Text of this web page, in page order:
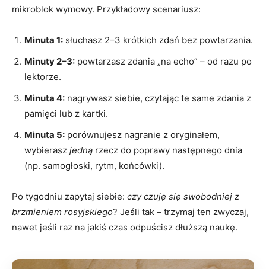
mikroblok wymowy. Przykładowy scenariusz:
Minuta 1: słuchasz 2–3 krótkich zdań bez powtarzania.
Minuty 2–3: powtarzasz zdania „na echo” – od razu po
lektorze.
Minuta 4: nagrywasz siebie, czytając te same zdania z
pamięci lub z kartki.
Minuta 5: porównujesz nagranie z oryginałem,
wybierasz jedną rzecz do poprawy następnego dnia
(np. samogłoski, rytm, końcówki).
Po tygodniu zapytaj siebie: czy czuję się swobodniej z
brzmieniem rosyjskiego? Jeśli tak – trzymaj ten zwyczaj,
nawet jeśli raz na jakiś czas odpuścisz dłuższą naukę.